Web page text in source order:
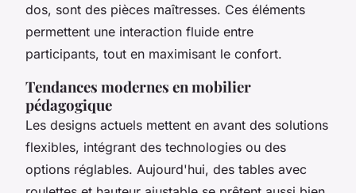
dos, sont des pièces maîtresses. Ces éléments
permettent une interaction fluide entre
participants, tout en maximisant le confort.
Tendances modernes en mobilier
pédagogique
Les designs actuels mettent en avant des solutions
flexibles, intégrant des technologies ou des
options réglables. Aujourd'hui, des tables avec